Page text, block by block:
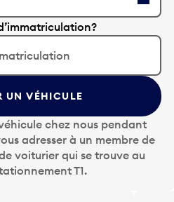
UN VÉHICULE
chez nous pendant
adresser à un membre de
voiturier qui se trouve au
T1.